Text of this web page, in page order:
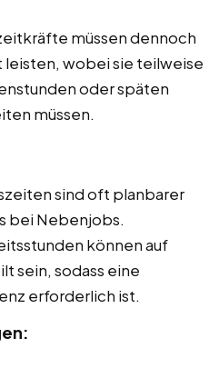
müssen dennoch
wobei sie teilweise
oder späten
müssen.
sind oft planbarer
bei Nebenjobs.
können auf
sein, sodass eine
erforderlich ist.